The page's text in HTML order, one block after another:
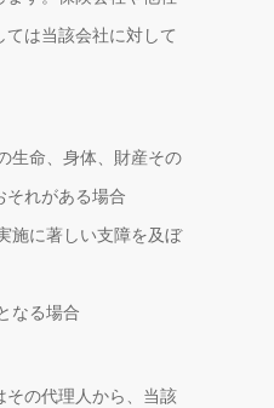
は当該会社に対して
生命、身体、財産その
それがある場合
施に著しい支障を及ぼ
なる場合
その代理人から、当該